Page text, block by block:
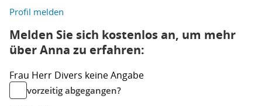
Profil melden
Melden Sie sich kostenlos an, um mehr
über Anna zu erfahren:
Frau Herr Divers keine Angabe
vorzeitig abgegangen?